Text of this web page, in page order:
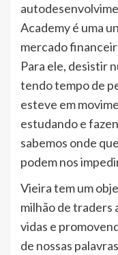
Academy é uma
mercado
Para ele, desistir
tendo tempo de
esteve em
estudando e
sabemos onde
podem nos
Vieira tem um
milhão de traders
vidas e
de nossas